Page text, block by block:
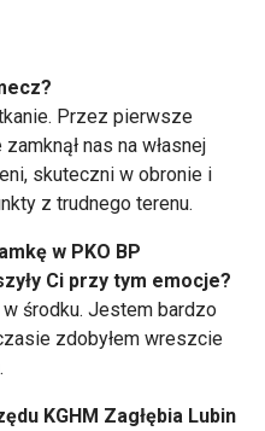
Przez pierwsze
nas na własnej
skuteczni w obronie i
z trudnego terenu.
w PKO BP
Ci przy tym emocje?
środku. Jestem bardzo
zdobyłem wreszcie
KGHM Zagłębia Lubin